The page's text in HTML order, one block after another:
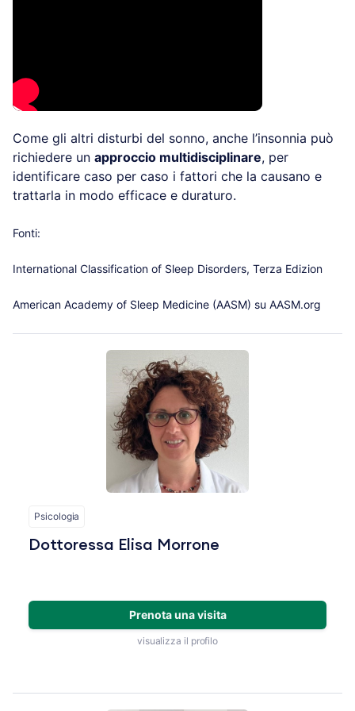
può richiedere un
trattarla in modo efficace e duraturo.
Fonti:
International Classification of Sleep Disorders, Terza Edizion
American Academy of Sleep Medicine (AASM) su AASM.org
Dottoressa Elisa Morrone